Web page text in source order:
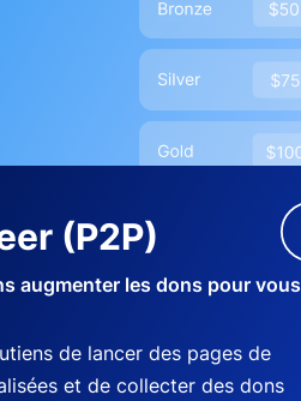
(P2P)
augmenter les dons pour vous
de lancer des pages de
et de collecter des dons